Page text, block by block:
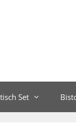
Set